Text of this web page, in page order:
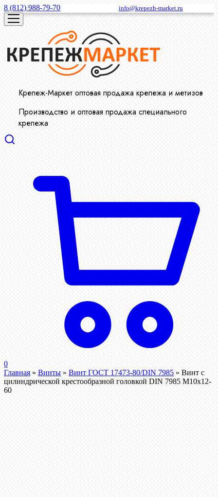
8 (812) 988-79-70 info@krepezh-market.ru
Крепеж-Маркет оптовая продажа крепежа и метизов
Производство и оптовая продажа специального
крепежа
0
Главная » Винты » Винт ГОСТ 17473-80/DIN 7985 » Винт с
цилиндрической крестообразной головкой DIN 7985 М10х12-
60